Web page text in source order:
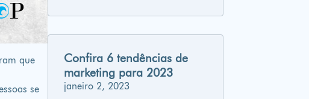
que
se
Confira 6 tendências de
marketing para 2023
janeiro 2, 2023